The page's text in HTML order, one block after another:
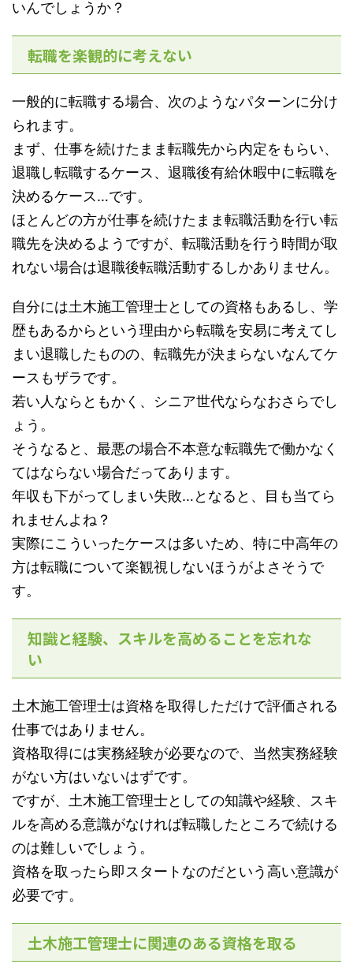
いんでしょうか？
転職を楽観的に考えない
一般的に転職する場合、次のようなパターンに分け
られます。
まず、仕事を続けたまま転職先から内定をもらい、
退職し転職するケース、退職後有給休暇中に転職を
決めるケース…です。
ほとんどの方が仕事を続けたまま転職活動を行い転
職先を決めるようですが、転職活動を行う時間が取
れない場合は退職後転職活動するしかありません。
自分には土木施工管理士としての資格もあるし、学
歴もあるからという理由から転職を安易に考えてし
まい退職したものの、転職先が決まらないなんてケ
ースもザラです。
若い人ならともかく、シニア世代ならなおさらでし
ょう。
そうなると、最悪の場合不本意な転職先で働かなく
てはならない場合だってあります。
年収も下がってしまい失敗…となると、目も当てら
れませんよね？
実際にこういったケースは多いため、特に中高年の
方は転職について楽観視しないほうがよさそうで
す。
知識と経験、スキルを高めることを忘れな
い
土木施工管理士は資格を取得しただけで評価される
仕事ではありません。
資格取得には実務経験が必要なので、当然実務経験
がない方はいないはずです。
ですが、土木施工管理士としての知識や経験、スキ
ルを高める意識がなければ転職したところで続ける
のは難しいでしょう。
資格を取ったら即スタートなのだという高い意識が
必要です。
土木施工管理士に関連のある資格を取る